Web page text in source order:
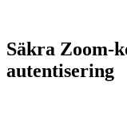
Säkra Zoom-
autentisering